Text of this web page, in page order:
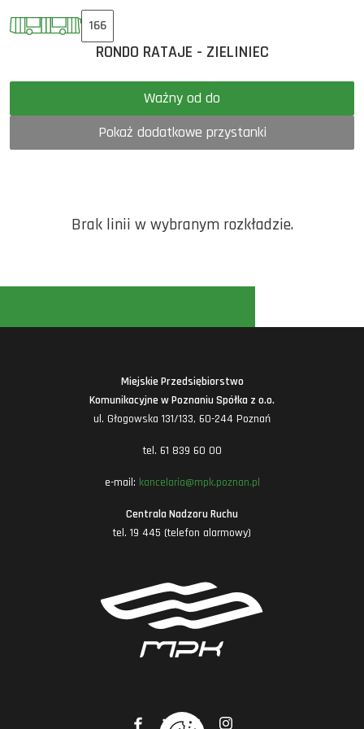
166
RONDO RATAJE - ZIELINIEC
Ważny od do
Pokaż dodatkowe przystanki
Brak linii w wybranym rozkładzie.
Miejskie Przedsiębiorstwo
Komunikacyjne w Poznaniu Spółka z o.o.
ul. Głogowska 131/133, 60-244 Poznań
tel. 61 839 60 00
e-mail: kancelaria@mpk.poznan.pl
Centrala Nadzoru Ruchu
tel. 19 445 (telefon alarmowy)